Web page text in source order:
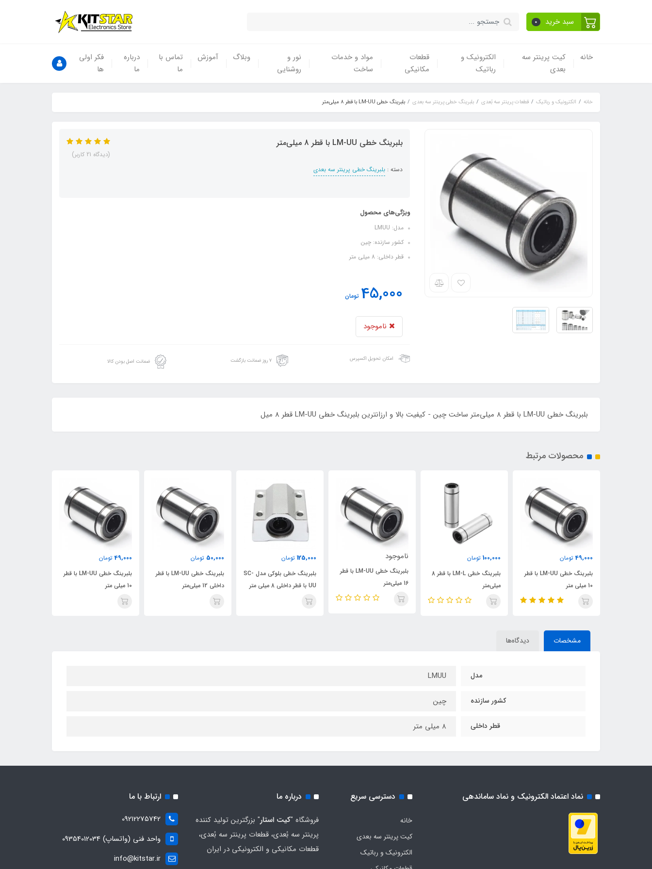
سبد خرید 0
خانه
کیت پرینتر سه
بعدی
الکترونیک و
رباتیک
قطعات
مکانیکی
مواد و خدمات
ساخت
نور و
روشنایی
وبلاگ آموزش
تماس با
ما
درباره
ما
فکر اولی
ها
خانه الکترونیک و رباتیک قطعات پرینتر سه بُعدی بلبرینگ خطی پرینتر سه بعدی بلبرینگ خطی LM-UU با قطر 8 میلی‌متر
بلبرینگ خطی LM-UU با قطر 8 میلی‌متر
دسته : بلبرینگ خطی پرینتر سه بعدی
(دیدگاه 21 کاربر)
ویژگی‌های محصول
مدل: LMUU
کشور سازنده: چین
قطر داخلی: 8 میلی متر
45,000 تومان
ناموجود
امکان تحویل اکسپرس ۷ روز ضمانت بازگشت ضمانت اصل بودن کالا
بلبرینگ خطی LM-UU با قطر 8 میلی‌متر ساخت چین - کیفیت بالا و ارزانترین بلبرینگ خطی LM-UU قطر 8 میل
محصولات مرتبط
49,000 تومان
بلبرینگ خطی LM-UU با قطر
10 میلی متر
100,000 تومان
بلبرینگ خطی LM-L با قطر 8
میلی‌متر
ناموجود
بلبرینگ خطی LM-UU با قطر
16 میلی‌متر
125,000 تومان
بلبرینگ خطی بلوکی مدل SC-
UU با قطر داخلی 8 میلی متر
50,000 تومان
بلبرینگ خطی LM-UU با قطر
داخلی 12 میلی‌متر
49,000 تومان
بلبرینگ خطی LM-UU با قطر
10 میلی متر
مشخصات دیدگاه‌ها
مدل LMUU
کشور سازنده چین
قطر داخلی 8 میلی متر
نماد اعتماد الکترونیک و نماد ساماندهی دسترسی سریع
خانه
کیت پرینتر سه بعدی
الکترونیک و رباتیک
درباره ما
فروشگاه "کیت استار" بزرگترین تولید کننده
پرینتر سه بُعدی، قطعات پرینتر سه بُعدی،
قطعات مکانیکی و الکترونیکی در ایران
ارتباط با ما
09212275742
واحد فنی (واتساپ) 09354012034
info@kitstar.ir